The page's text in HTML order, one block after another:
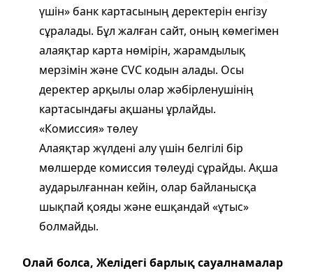
үшін» банк картасының деректерін енгізу
сұралады. Бұл жалған сайт, оның көмегімен
алаяқтар карта нөмірін, жарамдылық
мерзімін және CVC кодын алады. Осы
деректер арқылы олар жәбірленушінің
картасындағы ақшаны ұрлайды.
«Комиссия» төлеу
Алаяқтар жүлдені алу үшін белгілі бір
мөлшерде комиссия төлеуді сұрайды. Ақша
аударылғаннан кейін, олар байланысқа
шықпай қояды және ешқандай «ұтыс»
болмайды.
Олай болса, Желідегі барлық сауалнамалар